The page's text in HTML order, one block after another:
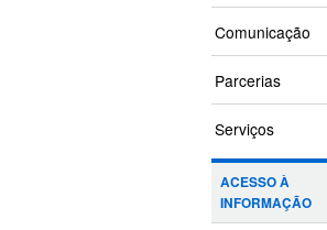
Comunicação
Parcerias
Serviços
ACESSO À
INFORMAÇÃO